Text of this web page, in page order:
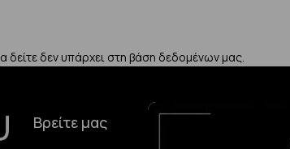
δεν υπάρχει στη βάση δεδομένων μας.
Βρείτε μας